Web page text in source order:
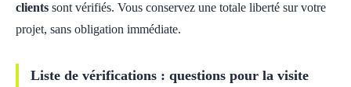
clients sont vérifiés. Vous conservez une totale liberté sur votre
projet, sans obligation immédiate.
Liste de vérifications : questions pour la visite